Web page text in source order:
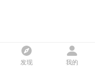
发现 我的